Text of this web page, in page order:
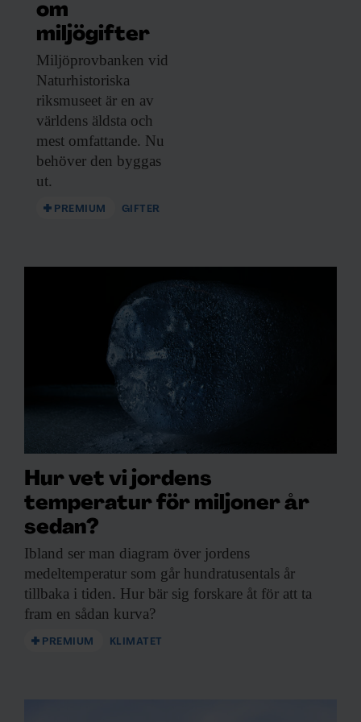
samlat in när du har använt deras tjänster.
om
miljögifter
Miljöprovbanken vid
Naturhistoriska
riksmuseet är en av
världens äldsta och
mest omfattande. Nu
behöver den byggas
ut.
PREMIUM GIFTER
Hur vet vi jordens
temperatur för miljoner år
sedan?
Ibland ser man diagram över jordens
medeltemperatur som går hundratusentals år
tillbaka i tiden. Hur bär sig forskare åt för att ta
fram en sådan kurva?
PREMIUM KLIMATET